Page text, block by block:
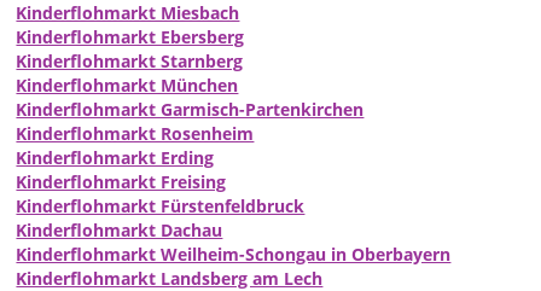
Kinderflohmarkt Miesbach
Kinderflohmarkt Ebersberg
Kinderflohmarkt Starnberg
Kinderflohmarkt München
Kinderflohmarkt Garmisch-Partenkirchen
Kinderflohmarkt Rosenheim
Kinderflohmarkt Erding
Kinderflohmarkt Freising
Kinderflohmarkt Fürstenfeldbruck
Kinderflohmarkt Dachau
Kinderflohmarkt Weilheim-Schongau in Oberbayern
Kinderflohmarkt Landsberg am Lech